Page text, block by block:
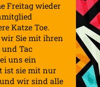
Freitag wieder
Katze Toe.
Sie mit ihren
und Tac
uns ein
ist sie mit nur
wir sind alle